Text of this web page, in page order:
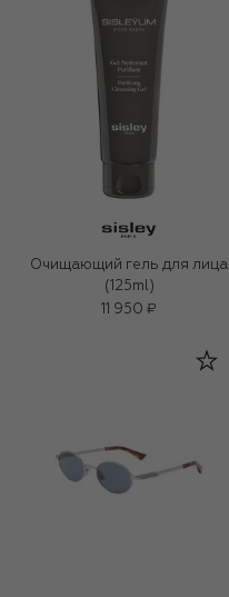
Очищающий гель для лица
(125ml)
11 950 ₽